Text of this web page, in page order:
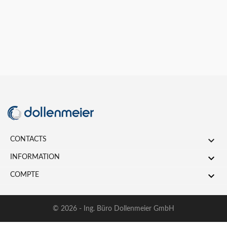
CONTACTS 
INFORMATION 
COMPTE 
© 2026 - Ing. Büro Dollenmeier GmbH